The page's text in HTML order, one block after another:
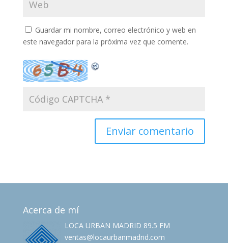
Guardar mi nombre, correo electrónico y web en
este navegador para la próxima vez que comente.
Acerca de mí
LOCA URBAN MADRID 89.5 FM
ventas@locaurbanmadrid.com